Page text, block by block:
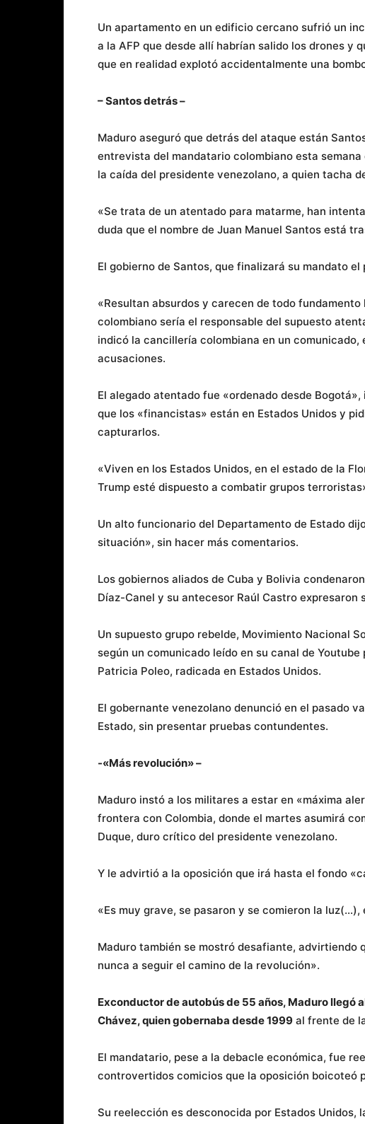
Un apartamento en un edificio cercano sufrió un
a la AFP que desde allí habrían salido los drones y
que en realidad explotó accidentalmente una
– Santos detrás –
Maduro aseguró que detrás del ataque están
entrevista del mandatario colombiano esta
la caída del presidente venezolano, a quien tacha
«Se trata de un atentado para matarme, han
duda que el nombre de Juan Manuel Santos está
El gobierno de Santos, que finalizará su mandato
«Resultan absurdos y carecen de todo
colombiano sería el responsable del supuesto
indicó la cancillería colombiana en un
acusaciones.
El alegado atentado fue «ordenado desde
que los «financistas» están en Estados Unidos y
capturarlos.
«Viven en los Estados Unidos, en el estado de la
Trump esté dispuesto a combatir grupos
Un alto funcionario del Departamento de Estado
situación», sin hacer más comentarios.
Los gobiernos aliados de Cuba y Bolivia
Díaz-Canel y su antecesor Raúl Castro expresaron
Un supuesto grupo rebelde, Movimiento Nacional
según un comunicado leído en su canal de
Patricia Poleo, radicada en Estados Unidos.
El gobernante venezolano denunció en el pasado
Estado, sin presentar pruebas contundentes.
-«Más revolución» –
Maduro instó a los militares a estar en «máxima
frontera con Colombia, donde el martes asumirá
Duque, duro crítico del presidente venezolano.
Y le advirtió a la oposición que irá hasta el fondo
«Es muy grave, se pasaron y se comieron la
Maduro también se mostró desafiante, advirtiendo
nunca a seguir el camino de la revolución».
Exconductor de autobús de 55 años, Maduro llegó
Chávez, quien gobernaba desde 1999 al frente de
El mandatario, pese a la debacle económica, fue
controvertidos comicios que la oposición boicoteó
Su reelección es desconocida por Estados Unidos,